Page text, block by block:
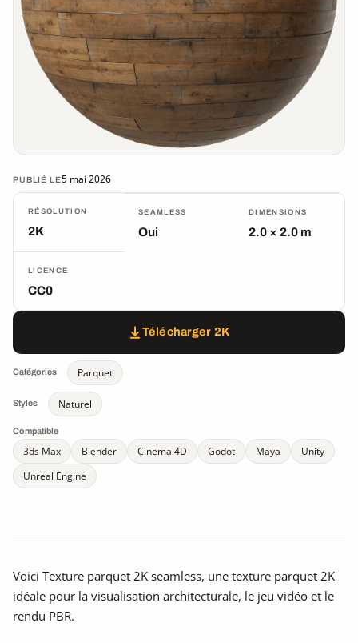
PUBLIÉ LE5 mai 2026
RÉSOLUTION
2K
SEAMLESS
Oui
DIMENSIONS
2.0 × 2.0 m
LICENCE
CC0
Télécharger 2K
Catégories Parquet
Styles Naturel
Compatible
3ds Max Blender Cinema 4D Godot Maya
Unity
Unreal Engine
Voici Texture parquet 2K seamless, une texture parquet 2K
idéale pour la visualisation architecturale, le jeu vidéo et le
rendu PBR.